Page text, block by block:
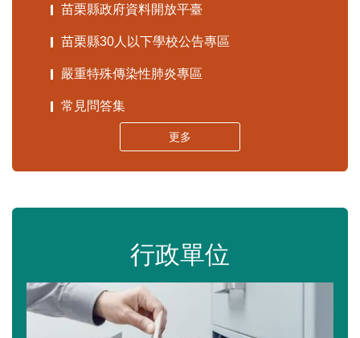
苗栗縣政府資料開放平臺
苗栗縣30人以下學校公告專區
嚴重特殊傳染性肺炎專區
常見問答集
更多
行政單位